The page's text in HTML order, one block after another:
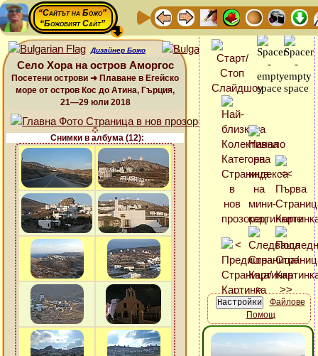
“Сайтът на Божо”
“Божовият Сайт”
Дизайнер Божо
Село Хора на остров Аморгос
Посетени острови ➜ Плаване в Егейско
море от остров Кос до Атина, Гърция,
21—29 юли 2018
Снимки в албума (12):
Файлове
Помощ